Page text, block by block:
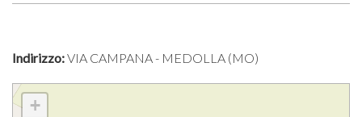
Indirizzo:VIA CAMPANA - MEDOLLA (MO)
+